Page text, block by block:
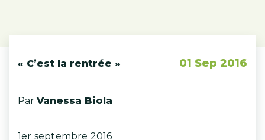
« C’est la rentrée » 01 Sep 2016
Par Vanessa Biola
1er septembre 2016